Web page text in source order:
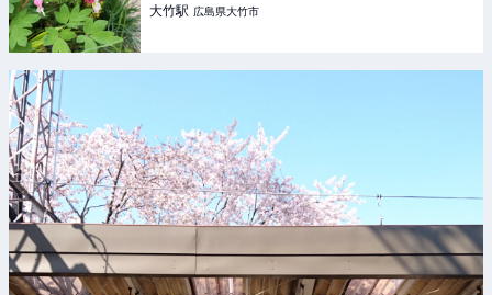
大竹駅 広島県大竹市